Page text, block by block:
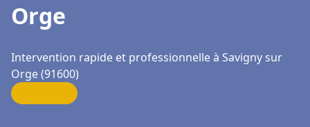
Orge
Intervention rapide et professionnelle à Savigny sur
Orge (91600)